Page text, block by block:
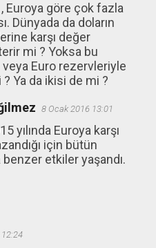
Euroya göre çok fazla
Dünyada da doların
karşı değer
mi ? Yoksa bu
Euro rezervleriyle
? Ya da ikisi de mi ?
8 Ocak 2016 13:01
yılında Euroya karşı
için bütün
benzer etkiler yaşandı.